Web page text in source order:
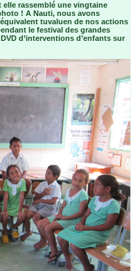
elle rassemblé une vingtaine
! A Nauti, nous avons
tuvaluen de nos actions
le festival des grandes
d’interventions d’enfants sur